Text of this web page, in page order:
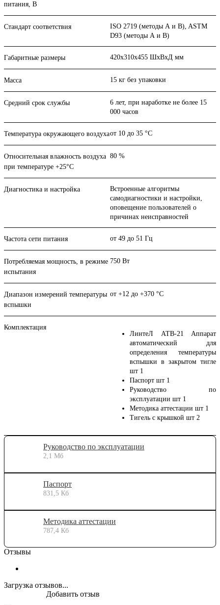
питания, В
Стандарт соответствия
ISO 2719 (методы А и В), ASTM
D93 (методы А и В)
Габаритные размеры 420х310х455 ШхВхД мм
Масса 15 кг без упаковки
Средний срок службы
6 лет, при наработке не более 15
000 часов
Температура окружающего воздухаот 10 до 35 °С
Относительная влажность воздуха
при температуре +25°С
80 %
Диагностика и настройка
Встроенные алгоритмы
самодиагностики и настройки,
оповещение пользователей о
причинах неисправностей
Частота сети питания от 49 до 51 Гц
Потребляемая мощность, в режиме
испытания
750 Вт
Диапазон измерений температуры
вспышки
от +12 до +370 °С
Комплектация
ЛинтеЛ АТВ-21 Аппарат
автоматический для
определения температуры
вспышки в закрытом тигле
шт 1
Паспорт шт 1
Руководство по
эксплуатации шт 1
Методика аттестации шт 1
Тигель с крышкой шт 2
Руководство по эксплуатации
2,1 Мб
Паспорт
831,5 Кб
Методика аттестации
787,4 Кб
Отзывы
Загрузка отзывов...
Добавить отзыв